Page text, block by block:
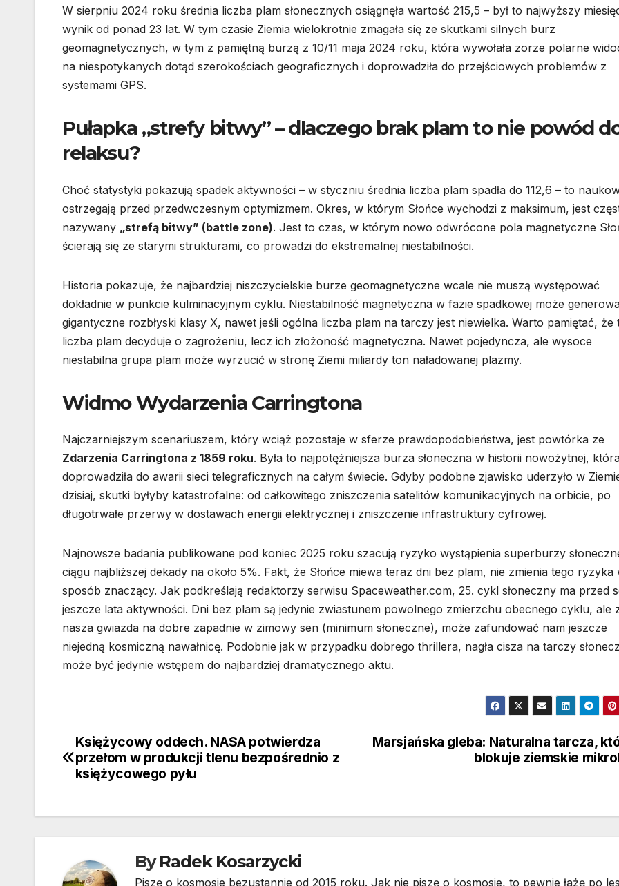
W sierpniu 2024 roku średnia liczba plam słonecznych osiągnęła wartość 215,5 – był to najwyższy
wynik od ponad 23 lat. W tym czasie Ziemia wielokrotnie zmagała się ze skutkami silnych burz
geomagnetycznych, w tym z pamiętną burzą z 10/11 maja 2024 roku, która wywołała zorze polarne
na niespotykanych dotąd szerokościach geograficznych i doprowadziła do przejściowych problemów z
systemami GPS.
Pułapka „strefy bitwy” – dlaczego brak plam to nie powód
relaksu?
Choć statystyki pokazują spadek aktywności – w styczniu średnia liczba plam spadła do 112,6 – to
ostrzegają przed przedwczesnym optymizmem. Okres, w którym Słońce wychodzi z maksimum, jest
nazywany „strefą bitwy” (battle zone). Jest to czas, w którym nowo odwrócone pola magnetyczne
ścierają się ze starymi strukturami, co prowadzi do ekstremalnej niestabilności.
Historia pokazuje, że najbardziej niszczycielskie burze geomagnetyczne wcale nie muszą występować
dokładnie w punkcie kulminacyjnym cyklu. Niestabilność magnetyczna w fazie spadkowej może
gigantyczne rozbłyski klasy X, nawet jeśli ogólna liczba plam na tarczy jest niewielka. Warto pamiętać, że
liczba plam decyduje o zagrożeniu, lecz ich złożoność magnetyczna. Nawet pojedyncza, ale wysoce
niestabilna grupa plam może wyrzucić w stronę Ziemi miliardy ton naładowanej plazmy.
Widmo Wydarzenia Carringtona
Najczarniejszym scenariuszem, który wciąż pozostaje w sferze prawdopodobieństwa, jest powtórka ze
Zdarzenia Carringtona z 1859 roku. Była to najpotężniejsza burza słoneczna w historii nowożytnej,
doprowadziła do awarii sieci telegraficznych na całym świecie. Gdyby podobne zjawisko uderzyło w
dzisiaj, skutki byłyby katastrofalne: od całkowitego zniszczenia satelitów komunikacyjnych na orbicie, po
długotrwałe przerwy w dostawach energii elektrycznej i zniszczenie infrastruktury cyfrowej.
Najnowsze badania publikowane pod koniec 2025 roku szacują ryzyko wystąpienia superburzy
ciągu najbliższej dekady na około 5%. Fakt, że Słońce miewa teraz dni bez plam, nie zmienia tego ryzyka
sposób znaczący. Jak podkreślają redaktorzy serwisu Spaceweather.com, 25. cykl słoneczny ma przed
jeszcze lata aktywności. Dni bez plam są jedynie zwiastunem powolnego zmierzchu obecnego cyklu, ale
nasza gwiazda na dobre zapadnie w zimowy sen (minimum słoneczne), może zafundować nam jeszcze
niejedną kosmiczną nawałnicę. Podobnie jak w przypadku dobrego thrillera, nagła cisza na tarczy
może być jedynie wstępem do najbardziej dramatycznego aktu.
Nawigacja
wpisu
Marsjańska gleba: Naturalna tarcza,
blokuje ziemskie
Księżycowy oddech. NASA potwierdza
przełom w produkcji tlenu bezpośrednio z
księżycowego pyłu
ByRadek Kosarzycki
Piszę o kosmosie bezustannie od 2015 roku. Jak nie piszę o kosmosie, to pewnie łażę po